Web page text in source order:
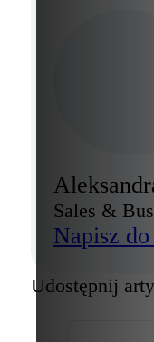
Sales &
Napisz
Udostępnij